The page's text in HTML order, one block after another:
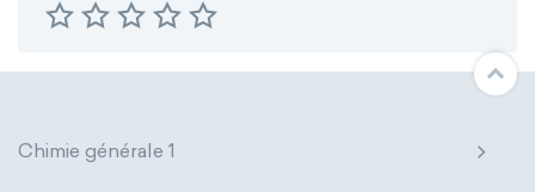
Chimie générale 1